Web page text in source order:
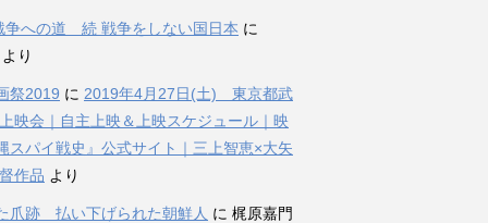
争への道 続 戦争をしない国日本 に
り
祭2019 に 2019年4月27日(土) 東京都武
映会｜自主上映＆上映スケジュール｜映
スパイ戦史』公式サイト｜三上智恵×大矢
作品 より
爪跡 払い下げられた朝鮮人 に 梶原嘉門